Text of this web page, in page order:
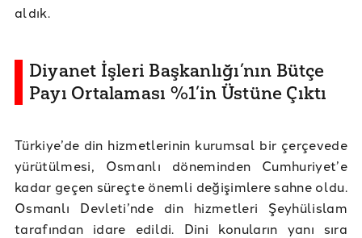
aldık.
Diyanet İşleri Başkanlığı’nın Bütçe
Payı Ortalaması %1’in Üstüne Çıktı
Türkiye’de din hizmetlerinin kurumsal bir çerçevede
yürütülmesi, Osmanlı döneminden Cumhuriyet’e
kadar geçen süreçte önemli değişimlere sahne oldu.
Osmanlı Devleti’nde din hizmetleri Şeyhülislam
tarafından idare edildi. Dini konuların yanı sıra